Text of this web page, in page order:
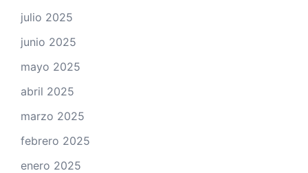
julio 2025
junio 2025
mayo 2025
abril 2025
marzo 2025
febrero 2025
enero 2025